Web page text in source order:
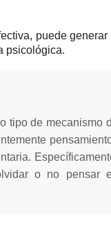
puede
psicológica.
tipo de mecanismo
o no pensar